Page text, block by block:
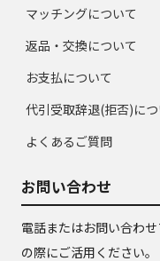
マッチングについて
返品・交換について
お支払について
代引受取辞退(拒否)につ
よくあるご質問
お問い合わせ
電話またはお問い合わ
の際にご活用ください。